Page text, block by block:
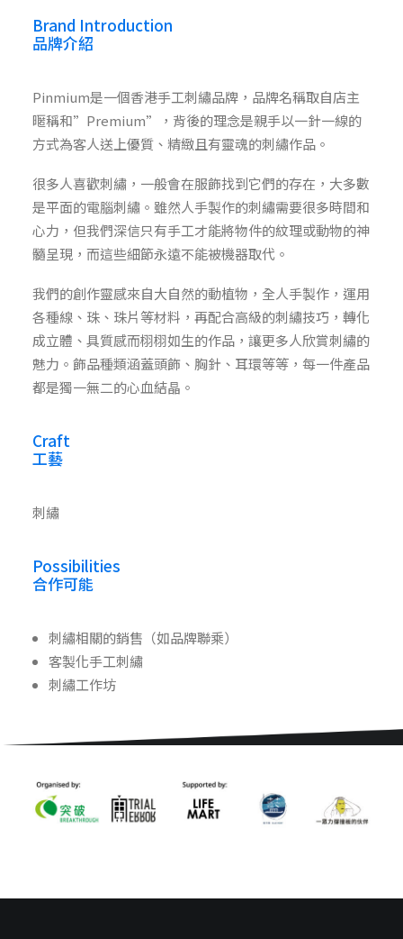
Brand Introduction
品牌介紹
Pinmium是一個香港手工刺繡品牌，品牌名稱取自店主
暱稱和”Premium”，背後的理念是親手以一針一線的
方式為客人送上優質、精緻且有靈魂的刺繡作品。
很多人喜歡刺繡，一般會在服飾找到它們的存在，大多數
是平面的電腦刺繡。雖然人手製作的刺繡需要很多時間和
心力，但我們深信只有手工才能將物件的紋理或動物的神
髓呈現，而這些細節永遠不能被機器取代。
我們的創作靈感來自大自然的動植物，全人手製作，運用
各種線、珠、珠片等材料，再配合高級的刺繡技巧，轉化
成立體、具質感而栩栩如生的作品，讓更多人欣賞刺繡的
魅力。飾品種類涵蓋頭飾、胸針、耳環等等，每一件產品
都是獨一無二的心血結晶。
Craft
工藝
刺繡
Possibilities
合作可能
刺繡相關的銷售（如品牌聯乘）
客製化手工刺繡
刺繡工作坊